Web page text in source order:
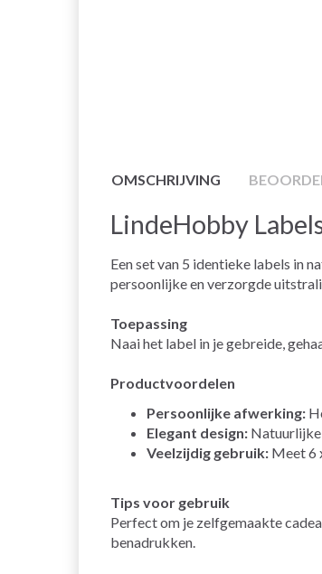
OMSCHRIJVING
LindeHobby
Een set van 5 identieke labels in
persoonlijke en verzorgde
Toepassing
Naai het label in je gebreide,
Productvoordelen
Persoonlijke afwerking:
Elegant design: Natuurlijke
Veelzijdig gebruik: Meet 6
Tips voor gebruik
Perfect om je zelfgemaakte
benadrukken.